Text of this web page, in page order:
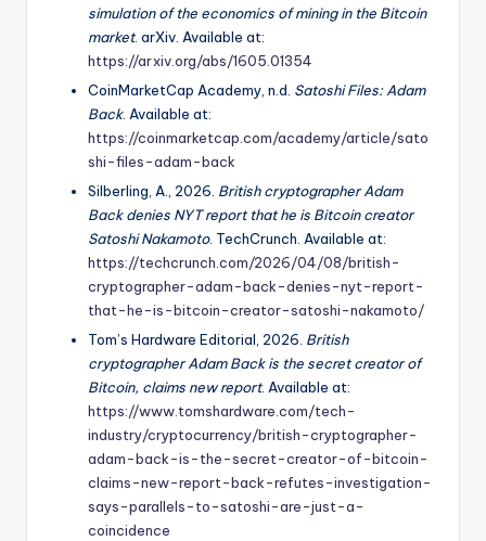
simulation of the economics of mining in the Bitcoin
market. arXiv. Available at:
https://arxiv.org/abs/1605.01354
CoinMarketCap Academy, n.d. Satoshi Files: Adam
Back. Available at:
https://coinmarketcap.com/academy/article/sato
shi-files-adam-back
Silberling, A., 2026. British cryptographer Adam
Back denies NYT report that he is Bitcoin creator
Satoshi Nakamoto. TechCrunch. Available at:
https://techcrunch.com/2026/04/08/british-
cryptographer-adam-back-denies-nyt-report-
that-he-is-bitcoin-creator-satoshi-nakamoto/
Tom’s Hardware Editorial, 2026. British
cryptographer Adam Back is the secret creator of
Bitcoin, claims new report. Available at:
https://www.tomshardware.com/tech-
industry/cryptocurrency/british-cryptographer-
adam-back-is-the-secret-creator-of-bitcoin-
claims-new-report-back-refutes-investigation-
says-parallels-to-satoshi-are-just-a-
coincidence